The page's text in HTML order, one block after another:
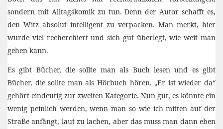
sondern mit Alltagskomik zu tun. Denn der Autor schafft es,
den Witz absolut intelligent zu verpacken. Man merkt, hier
wurde viel recherchiert und sich gut überlegt, wie weit man
gehen kann.
Es gibt Bücher, die sollte man als Buch lesen und es gibt
Bücher, die sollte man als Hörbuch hören. „Er ist wieder da“
gehört eindeutig zur zweiten Kategorie. Nun gut, es könnte ein
wenig peinlich werden, wenn man so wie ich mitten auf der
Straße anfängt, laut zu lachen, aber das muss man dann eben